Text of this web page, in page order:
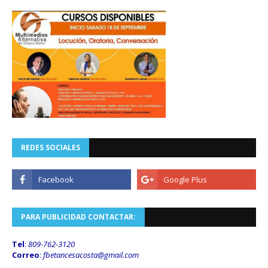
REDES SOCIALES
PARA PUBLICIDAD CONTACTAR:
Tel: 809-762-3120
Correo: fbetancesacosta@gmail.com